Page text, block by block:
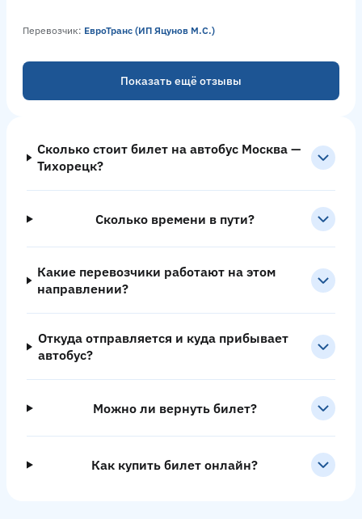
Перевозчик: ЕвроТранс (ИП Яцунов М.С.)
Показать ещё отзывы
Сколько стоит билет на автобус Москва —
Тихорецк?
Сколько времени в пути?
Какие перевозчики работают на этом
направлении?
Откуда отправляется и куда прибывает
автобус?
Можно ли вернуть билет?
Как купить билет онлайн?